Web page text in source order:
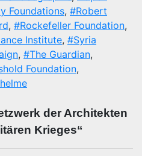
Foundations, #Robert
, #Rockefeller Foundation,
Institute, #Syria
, #The Guardian,
Foundation,
der Architekten
Krieges“